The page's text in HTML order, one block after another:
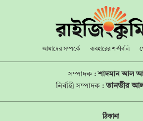
আমাদের সম্পর্কে ব্যবহারের শর্তাবলি
সম্পাদক :শাদমান আল
নির্বাহী সম্পাদক : তানভীর
ঠিকানা